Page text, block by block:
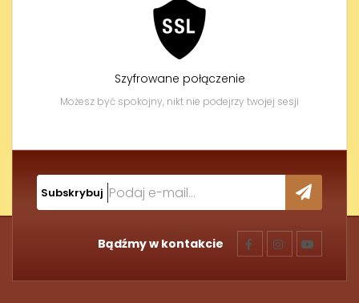
Szyfrowane połączenie
Możesz być spokojny, nikt nie podejrzy twojej sesji
Subskrybuj
Bądźmy w kontakcie